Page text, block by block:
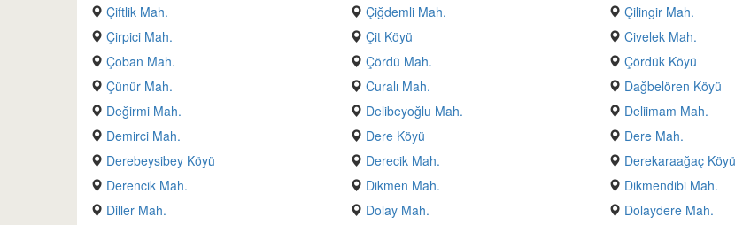
Çiftlik Mah.
Çiğdemli Mah. Çilingir Mah.
Çirpici Mah.
Çit Köyü Civelek Mah.
Çoban Mah.
Çördü Mah. Çördük Köyü
Çünür Mah.
Curalı Mah. Dağbelören Köyü
Değirmi Mah.
Delibeyoğlu Mah. Deliimam Mah.
Demirci Mah.
Dere Köyü Dere Mah.
Derebeysibey Köyü
Derecik Mah. Derekaraağaç Köyü
Derencik Mah.
Dikmen Mah. Dikmendibi Mah.
Diller Mah.
Dolay Mah. Dolaydere Mah.